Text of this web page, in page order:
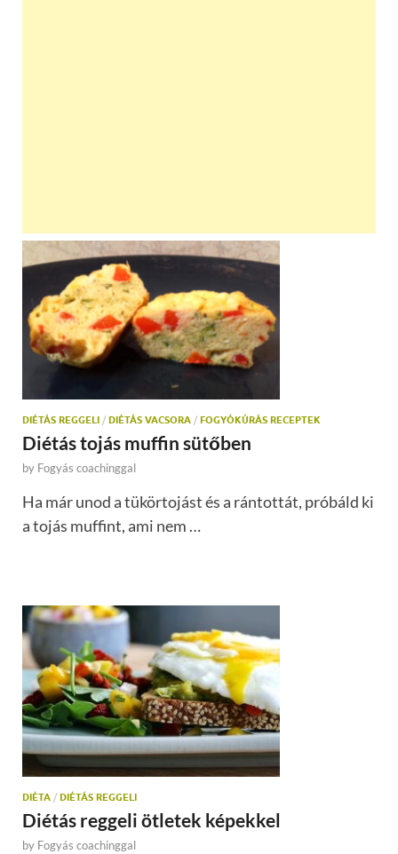
DIÉTÁS REGGELI / DIÉTÁS VACSORA / FOGYÓKÚRÁS RECEPTEK
Diétás tojás muffin sütőben
by Fogyás coachinggal
Ha már unod a tükörtojást és a rántottát, próbáld ki
a tojás muffint, ami nem …
DIÉTA / DIÉTÁS REGGELI
Diétás reggeli ötletek képekkel
by Fogyás coachinggal